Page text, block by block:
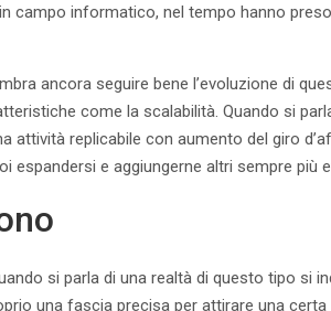
campo informatico, nel tempo hanno
ancora seguire bene l’evoluzione di
come la scalabilità. Quando si
attività replicabile con aumento del giro
espandersi e aggiungerne altri sempre più
si parla di una realtà di questo tipo si
una fascia precisa per attirare una